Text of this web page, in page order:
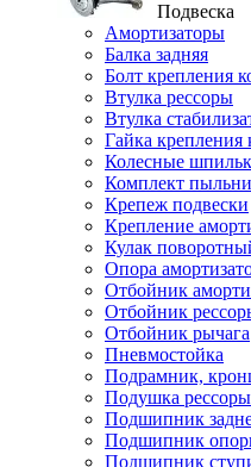
Подвеска
Амортизаторы
Балка задняя
Болт крепления
Втулка рессоры
Втулка
Гайка крепления
Колесные
Комплект
Крепеж подвески
Крепление
Кулак
Опора
Отбойник
Отбойник
Отбойник рычага
Пневмостойка
Подрамник,
Подушка рессоры
Подшипник
Подшипник
Подшипник